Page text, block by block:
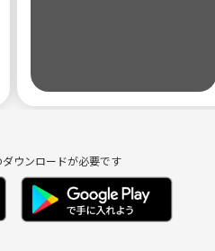
ウンロードが必要です